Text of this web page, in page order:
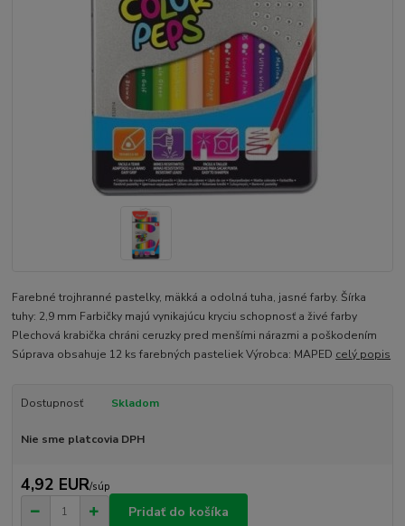
Farebné trojhranné pastelky, mäkká a odolná tuha, jasné farby. Šírka
tuhy: 2,9 mm Farbičky majú vynikajúcu kryciu schopnosť a živé farby
Plechová krabička chráni ceruzky pred menšími nárazmi a poškodením
Súprava obsahuje 12 ks farebných pasteliek Výrobca: MAPED celý popis
Dostupnosť Skladom
Nie sme platcovia DPH
4,92 EUR/súp
Pridať do košíka